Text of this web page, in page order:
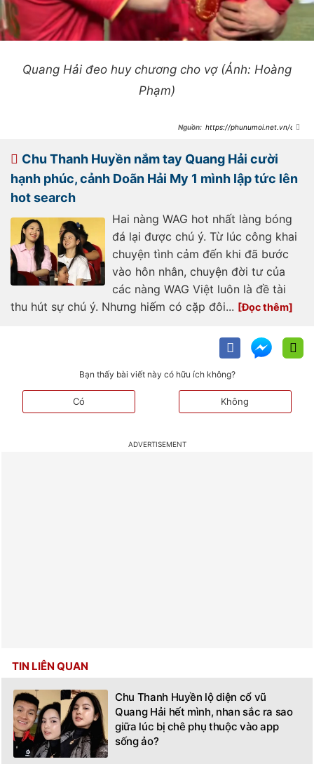
Quang Hải đeo huy chương cho vợ (Ảnh: Hoàng
Phạm)
https://phunumoi.net.vn/chu
chup-anh-cam-thuong-boc-tran-
nhan-sac-that-d354839.html
Chu Thanh Huyền nắm tay Quang Hải cười
hạnh phúc, cảnh Doãn Hải My 1 mình lập tức lên
hot search
Hai nàng WAG hot nhất làng bóng
đá lại được chú ý. Từ lúc công khai
chuyện tình cảm đến khi đã bước
vào hôn nhân, chuyện đời tư của
các nàng WAG Việt luôn là đề tài
thu hút sự chú ý. Nhưng hiếm có cặp đôi...
Bạn thấy bài viết này có hữu ích không?
Có Không
TIN LIÊN QUAN
Chu Thanh Huyền lộ diện cổ vũ
Quang Hải hết mình, nhan sắc ra sao
giữa lúc bị chê phụ thuộc vào app
sống ảo?